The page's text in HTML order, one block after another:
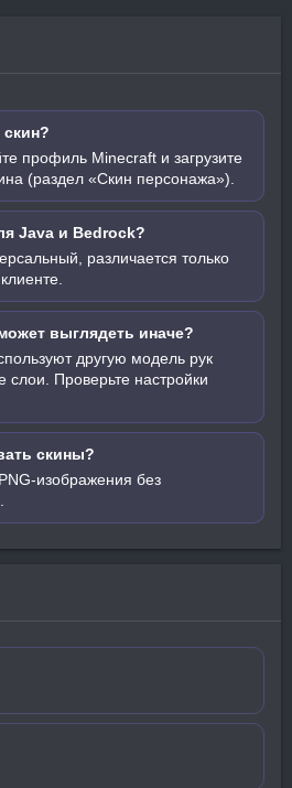
скин?
профиль Minecraft и загрузите
(раздел «Скин персонажа»).
Java и Bedrock?
различается только
выглядеть иначе?
другую модель рук
Проверьте настройки
скины?
изображения без